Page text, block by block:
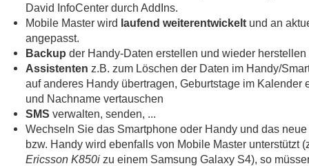
David InfoCenter durch AddIns.
Mobile Master wird laufend weiterentwickelt und an
angepasst.
Backup der Handy-Daten erstellen und wieder herstellen
Assistenten z.B. zum Löschen der Daten im Handy/
auf anderes Handy übertragen, Geburtstage im Kalender
und Nachname vertauschen
SMS verwalten, senden, ...
Wechseln Sie das Smartphone oder Handy und das
bzw. Handy wird ebenfalls von Mobile Master unterstützt
Ericsson K850i zu einem Samsung Galaxy S4), so